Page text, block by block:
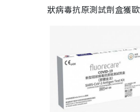
狀病毒抗原測試劑盒獲